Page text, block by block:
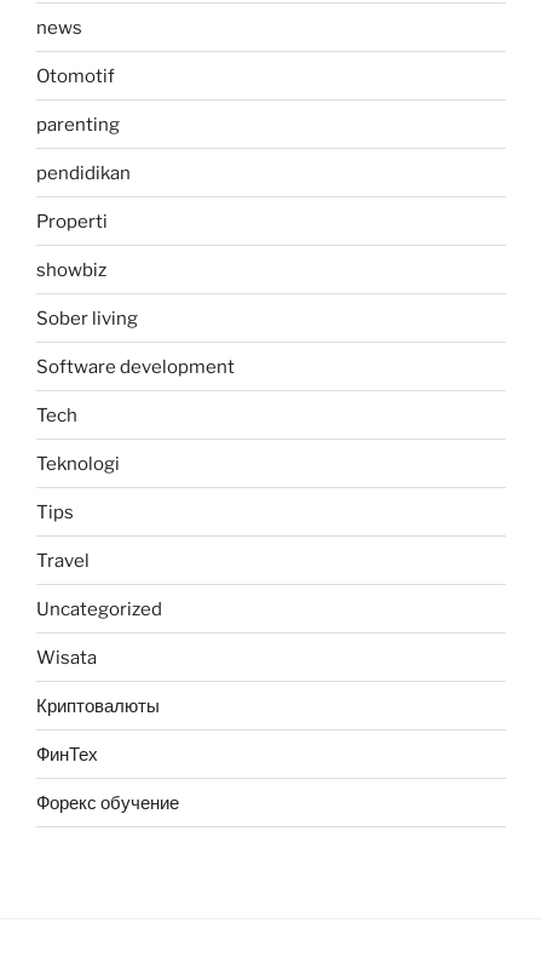
news
Otomotif
parenting
pendidikan
Properti
showbiz
Sober living
Software development
Tech
Teknologi
Tips
Travel
Uncategorized
Wisata
Криптовалюты
ФинТех
Форекс обучение